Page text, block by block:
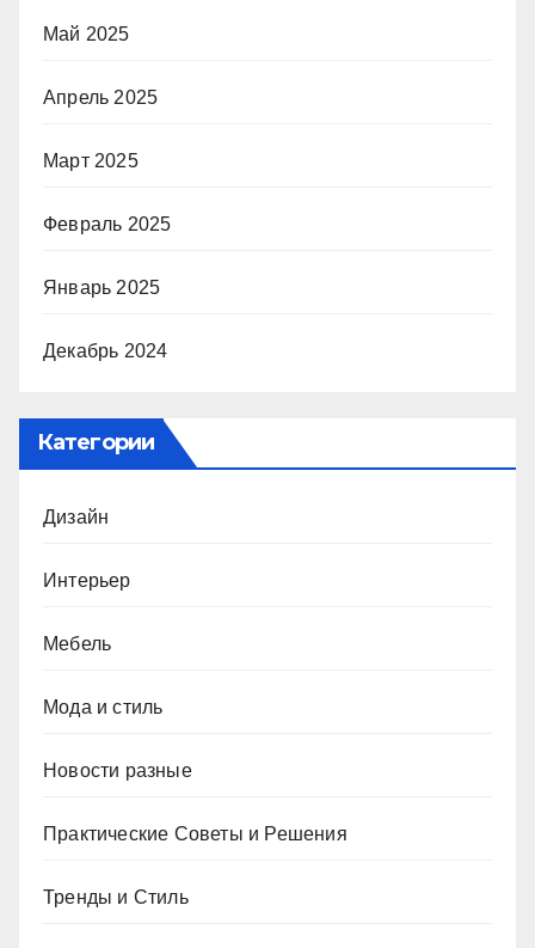
Май 2025
Апрель 2025
Март 2025
Февраль 2025
Январь 2025
Декабрь 2024
Категории
Дизайн
Интерьер
Мебель
Мода и стиль
Новости разные
Практические Советы и Решения
Тренды и Стиль